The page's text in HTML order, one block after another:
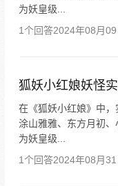
为妖皇级...
1个回答2024年08月
狐妖小红娘妖怪
在《狐妖小红娘》中，
涂山雅雅、东方月初
为妖皇级...
1个回答2024年08月